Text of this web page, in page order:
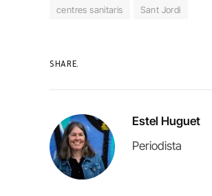
centres sanitaris Sant Jordi
SHARE.
Estel Huguet
Periodista